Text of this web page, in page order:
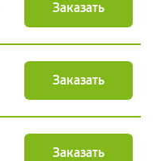
Заказать
Заказать
Заказать